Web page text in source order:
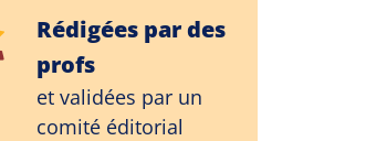
Rédigées par des
profs
et validées par un
comité éditorial